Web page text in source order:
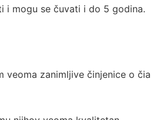
i mogu se čuvati i do 5 godina.
veoma zanimljive činjenice o čia